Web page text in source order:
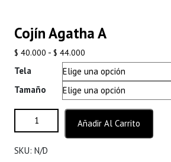
Cojín Agatha A
$ 40.000 - $ 44.000
de
precios:
desde
$ 40.000
hasta
$ 44.000
Tela
Tamaño
Cojín Agatha A cantidad
Añadir Al Carrito
SKU: N/D